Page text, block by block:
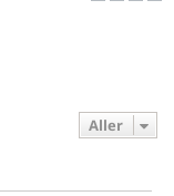
Aller